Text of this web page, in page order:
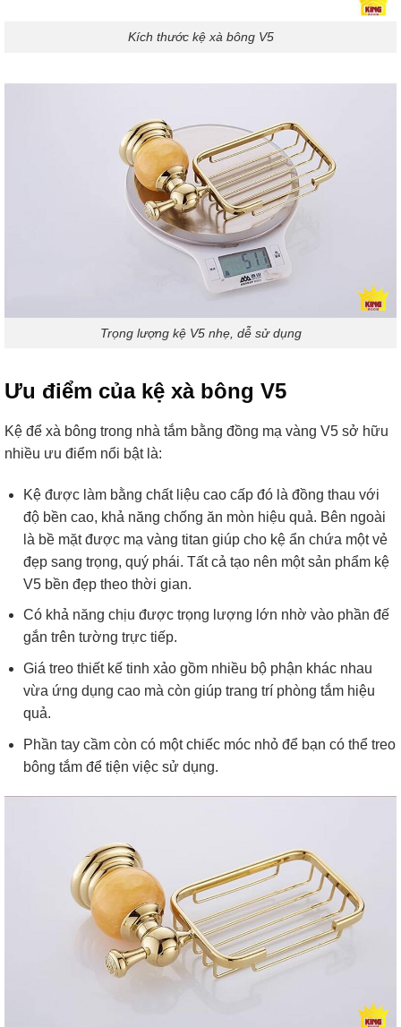
Kích thước kệ xà bông V5
Trọng lượng kệ V5 nhẹ, dễ sử dụng
Ưu điểm của kệ xà bông V5
Kệ để xà bông trong nhà tắm bằng đồng mạ vàng V5 sở hữu
nhiều ưu điểm nổi bật là:
Kệ được làm bằng chất liệu cao cấp đó là đồng thau với
độ bền cao, khả năng chống ăn mòn hiệu quả. Bên ngoài
là bề mặt được mạ vàng titan giúp cho kệ ẩn chứa một vẻ
đẹp sang trọng, quý phái. Tất cả tạo nên một sản phẩm kệ
V5 bền đẹp theo thời gian.
Có khả năng chịu được trọng lượng lớn nhờ vào phần đế
gắn trên tường trực tiếp.
Giá treo thiết kế tinh xảo gồm nhiều bộ phận khác nhau
vừa ứng dụng cao mà còn giúp trang trí phòng tắm hiệu
quả.
Phần tay cầm còn có một chiếc móc nhỏ để bạn có thể treo
bông tắm để tiện việc sử dụng.